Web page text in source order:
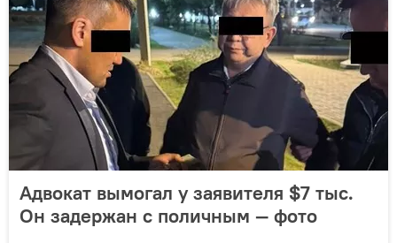
Адвокат вымогал у заявителя $7 тыс.
Он задержан с поличным — фото